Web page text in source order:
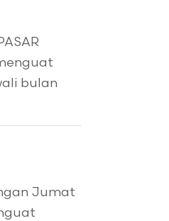
bulan
Jumat